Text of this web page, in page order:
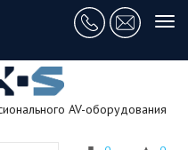
AV-оборудования